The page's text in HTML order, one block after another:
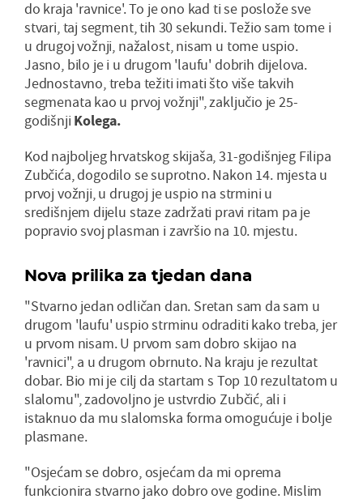
do kraja 'ravnice'. To je ono kad ti se poslože sve
stvari, taj segment, tih 30 sekundi. Težio sam tome i
u drugoj vožnji, nažalost, nisam u tome uspio.
Jasno, bilo je i u drugom 'laufu' dobrih dijelova.
Jednostavno, treba težiti imati što više takvih
segmenata kao u prvoj vožnji", zaključio je 25-
godišnji Kolega.
Kod najboljeg hrvatskog skijaša, 31-godišnjeg Filipa
Zubčića, dogodilo se suprotno. Nakon 14. mjesta u
prvoj vožnji, u drugoj je uspio na strmini u
središnjem dijelu staze zadržati pravi ritam pa je
popravio svoj plasman i završio na 10. mjestu.
Nova prilika za tjedan dana
"Stvarno jedan odličan dan. Sretan sam da sam u
drugom 'laufu' uspio strminu odraditi kako treba, jer
u prvom nisam. U prvom sam dobro skijao na
'ravnici", a u drugom obrnuto. Na kraju je rezultat
dobar. Bio mi je cilj da startam s Top 10 rezultatom u
slalomu", zadovoljno je ustvrdio Zubčić, ali i
istaknuo da mu slalomska forma omogućuje i bolje
plasmane.
"Osjećam se dobro, osjećam da mi oprema
funkcionira stvarno jako dobro ove godine. Mislim